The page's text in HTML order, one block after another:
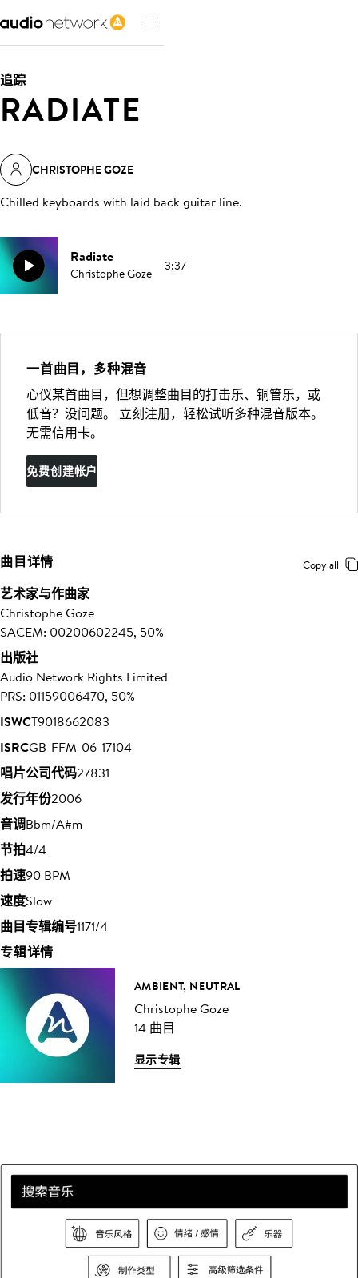
追踪
RADIATE
CHRISTOPHE GOZE
Chilled keyboards with laid back guitar line.
Radiate
Christophe Goze 3:37
一首曲目，多种混音
心仪某首曲目，但想调整曲目的打击乐、铜管乐，或
低音？没问题。 立刻注册，轻松试听多种混音版本。
无需信用卡。
免费创建帐户
曲目详情 Copy all
艺术家与作曲家
Christophe Goze
SACEM: 00200602245, 50%
出版社
Audio Network Rights Limited
PRS: 01159006470, 50%
ISWCT9018662083
ISRCGB-FFM-06-17104
唱片公司代码27831
发行年份2006
音调Bbm/A#m
节拍4/4
拍速90 BPM
速度Slow
曲目专辑编号1171/4
专辑详情
AMBIENT, NEUTRAL
Christophe Goze
14 曲目
显示专辑